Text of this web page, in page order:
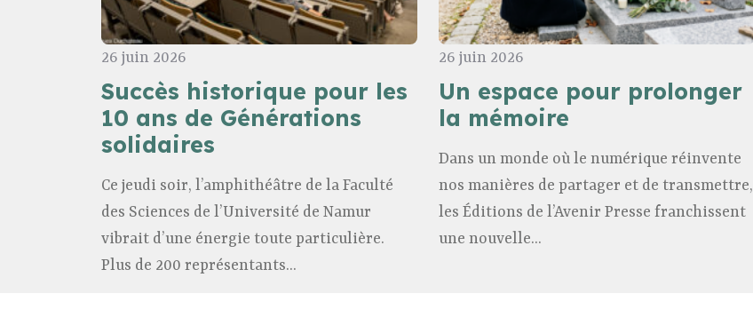
26 juin 2026
Succès historique pour les
10 ans de Générations
solidaires
Ce jeudi soir, l’amphithéâtre de la Faculté
des Sciences de l’Université de Namur
vibrait d’une énergie toute particulière.
Plus de 200 représentants...
26 juin 2026
Un espace pour prolonger
la mémoire
Dans un monde où le numérique réinvente
nos manières de partager et de transmettre,
les Éditions de l’Avenir Presse franchissent
une nouvelle...